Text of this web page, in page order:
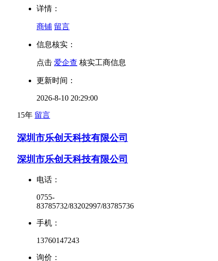
详情：
商铺 留言
信息核实：
点击 爱企查 核实工商信息
更新时间：
2026-8-10 20:29:00
15年 留言
深圳市乐创天科技有限公司
深圳市乐创天科技有限公司
电话：
0755-
83785732/83202997/83785736
手机：
13760147243
询价：